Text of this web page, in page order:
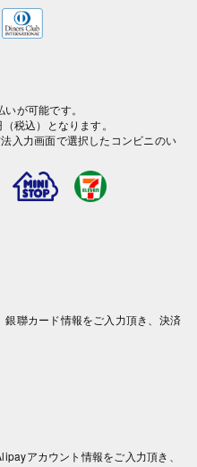
が可能です。
税込）となります。
入力画面で選択したコンビニのい
聯カード情報をご入力頂き、決済
アカウント情報をご入力頂き、